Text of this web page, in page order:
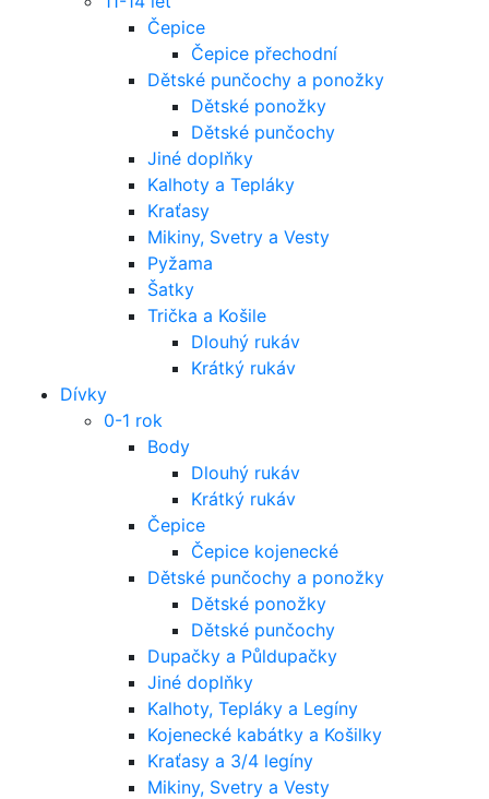
Čepice
Čepice přechodní
Dětské punčochy a ponožky
Dětské ponožky
Dětské punčochy
Jiné doplňky
Kalhoty a Tepláky
Kraťasy
Mikiny, Svetry a Vesty
Pyžama
Šatky
Trička a Košile
Dlouhý rukáv
Krátký rukáv
Dívky
0-1 rok
Body
Dlouhý rukáv
Krátký rukáv
Čepice
Čepice kojenecké
Dětské punčochy a ponožky
Dětské ponožky
Dětské punčochy
Dupačky a Půldupačky
Jiné doplňky
Kalhoty, Tepláky a Legíny
Kojenecké kabátky a Košilky
Kraťasy a 3/4 legíny
Mikiny, Svetry a Vesty